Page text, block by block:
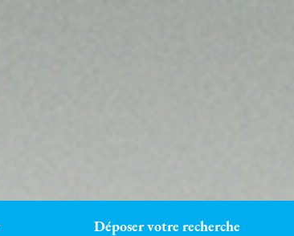
Déposer votre recherche